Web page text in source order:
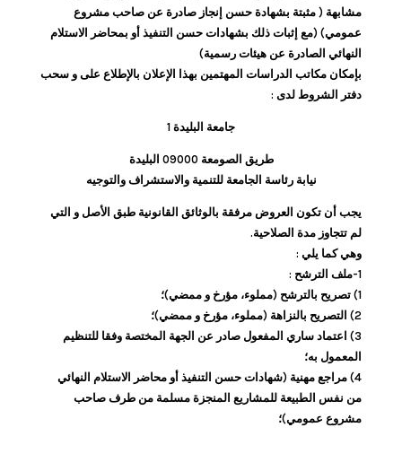
مشابهة ( مثبتة بشهادة حسن إنجاز صادرة عن صاحب مشروع
عمومي) (مع إثبات ذلك بشهادات حسن التنفيذ أو بمحاضر الاستلام
النهائي الصادرة عن هيئات رسمية)
بإمكان مكاتب الدراسات المهتمين بهذا الإعلان بالإطلاع على و سحب
دفتر الشروط لدى :
جامعة البليدة 1
طريق الصومعة 09000 البليدة
نيابة رئاسة الجامعة للتنمية والاستشراف والتوجيه
يجب أن تكون العروض مرفقة بالوثائق القانونية طبق الأصل و التي
لم تتجاوز مدة الصلاحية.
وهي كما يلي :
1-ملف الترشح :
1) ﺗﺼﺮﻳﺢ ﺑﺎﻟﺘﺮﺷﺢ (مملوء، مؤرخ و ممضي)؛
2) التصريح بالنزاهة (مملوء، مؤرخ و ممضي)؛
3) اعتماد ساري المفعول صادر عن الجهة المختصة وفقا للتنظيم
المعمول به؛
4) مراجع مهنية (شهادات حسن التنفيذ أو محاضر الاستلام النهائي
من نفس الطبيعة للمشاريع المنجزة مسلمة من طرف صاحب
مشروع عمومي)؛